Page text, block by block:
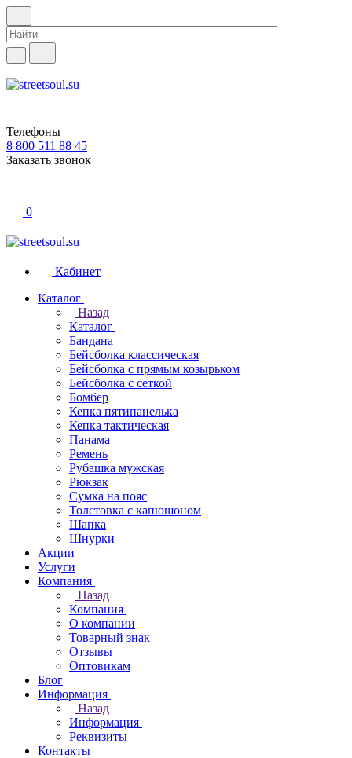
Телефоны
8 800 511 88 45
Заказать звонок
0
Кабинет
Каталог
Назад
Каталог
Бандана
Бейсболка классическая
Бейсболка с прямым козырьком
Бейсболка с сеткой
Бомбер
Кепка пятипанелька
Кепка тактическая
Панама
Ремень
Рубашка мужская
Рюкзак
Сумка на пояс
Толстовка с капюшоном
Шапка
Шнурки
Акции
Услуги
Компания
Назад
Компания
О компании
Товарный знак
Отзывы
Оптовикам
Блог
Информация
Назад
Информация
Реквизиты
Контакты